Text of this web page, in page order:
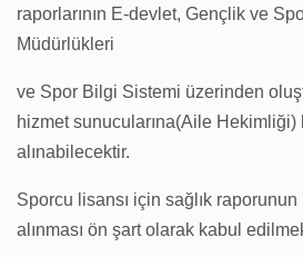
raporlarının E-devlet, Gençlik ve
Müdürlükleri
ve Spor Bilgi Sistemi üzerinden
hizmet sunucularına(Aile Hekimliği)
alınabilecektir.
Sporcu lisansı için sağlık
alınması ön şart olarak kabul